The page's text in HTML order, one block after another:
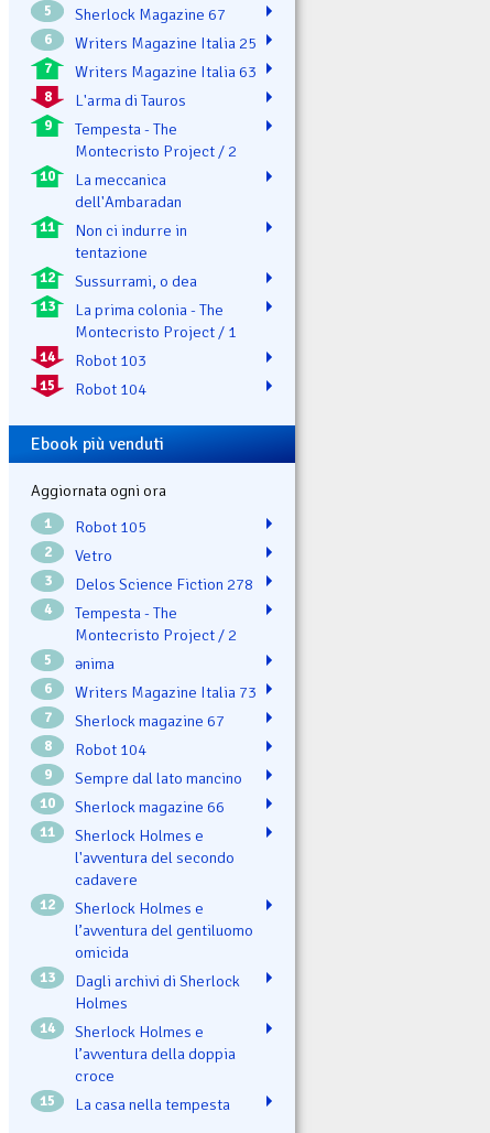
5 Sherlock Magazine 67
6 Writers Magazine Italia 25
7 Writers Magazine Italia 63
8 L'arma di Tauros
9
Tempesta - The
Montecristo Project / 2
10
La meccanica
dell'Ambaradan
11
Non ci indurre in
tentazione
12 Sussurrami, o dea
13
La prima colonia - The
Montecristo Project / 1
14 Robot 103
15 Robot 104
Ebook più venduti
Aggiornata ogni ora
1 Robot 105
2 Vetro
3 Delos Science Fiction 278
4
Tempesta - The
Montecristo Project / 2
5 ənima
6 Writers Magazine Italia 73
7 Sherlock magazine 67
8 Robot 104
9 Sempre dal lato mancino
10 Sherlock magazine 66
11
Sherlock Holmes e
l'avventura del secondo
cadavere
12
Sherlock Holmes e
l’avventura del gentiluomo
omicida
13
Dagli archivi di Sherlock
Holmes
14
Sherlock Holmes e
l’avventura della doppia
croce
15 La casa nella tempesta